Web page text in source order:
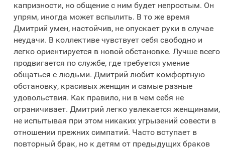
капризности, но общение с ним будет непростым. Он
упрям, иногда может вспылить. В то же время
Дмитрий умен, настойчив, не опускает руки в случае
неудачи. В коллективе чувствует себя свободно и
легко ориентируется в новой обстановке. Лучше всего
продвигается по службе, где требуется умение
общаться с людьми. Дмитрий любит комфортную
обстановку, красивых женщин и самые разные
удовольствия. Как правило, ни в чем себя не
ограничивает. Дмитрий легко увлекается женщинами,
не испытывая при этом никаких угрызений совести в
отношении прежних симпатий. Часто вступает в
повторный брак, но к детям от предыдущих браков